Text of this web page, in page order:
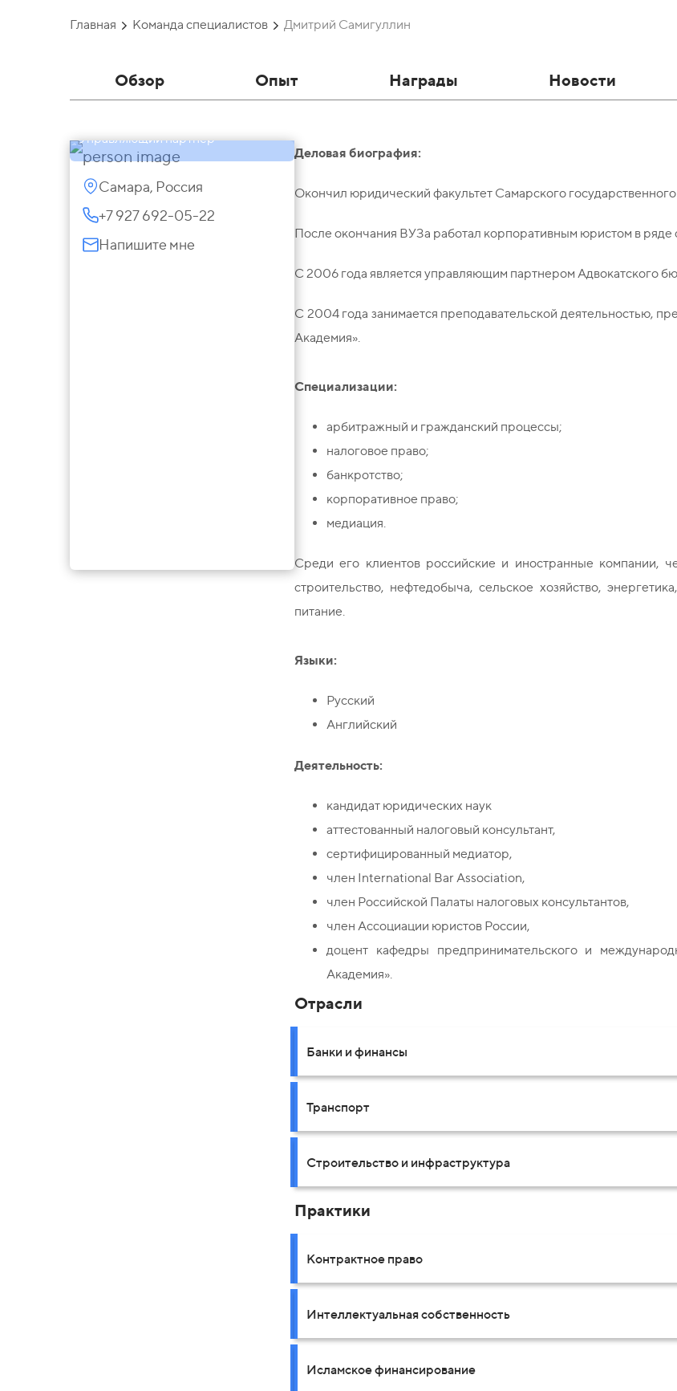
Главная Команда специалистов Дмитрий Самигуллин
Обзор Опыт Награды Новости
Управляющий партнер
Самара, Россия
+7 927 692-05-22
Напишите мне
Деловая биография:
Окончил юридический факультет Самарского
После окончания ВУЗа работал корпоративным юристом в ряде
С 2006 года является управляющим партнером Адвокатского
C 2004 года занимается преподавательской деятельностью,
Академия».
Специализации:
арбитражный и гражданский процессы;
налоговое право;
банкротство;
корпоративное право;
медиация.
Среди его клиентов российские и иностранные компании,
строительство, нефтедобыча, сельское хозяйство,
питание.
Языки:
Русский
Английский
Деятельность:
кандидат юридических наук
аттестованный налоговый консультант,
сертифицированный медиатор,
член International Bar Association,
член Российской Палаты налоговых консультантов,
член Ассоциации юристов России,
доцент кафедры предпринимательского и
Академия».
Отрасли
Банки и финансы
Транспорт
Строительство и инфраструктура
Практики
Контрактное право
Интеллектуальная собственность
Исламское финансирование